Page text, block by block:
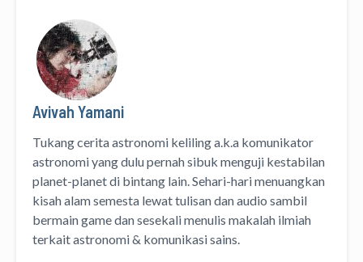
Avivah Yamani
Tukang cerita astronomi kelilinga.k.a komunikator
astronomiyang dulu pernah sibuk menguji kestabilan
planet-planet di bintang lain. Sehari-hari menuangkan
kisah alam semesta lewattulisandanaudio sambil
bermain game dan sesekali menulis makalah ilmiah
terkait astronomi & komunikasi sains.